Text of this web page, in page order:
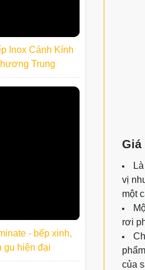
Giá
vị
một
rơi
của
Inox Cánh Kính
Trung
- bếp xinh,
gu hiện đại